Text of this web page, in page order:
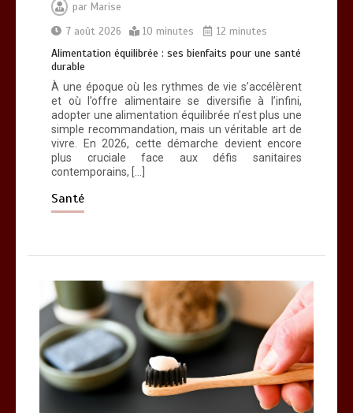
Brosse à dents : comment bien choisir
la vôtre
0 8 minutes
par Marise
7 août 2026
10 minutes 12 minutes
Alimentation équilibrée : ses bienfaits pour une santé
durable
À une époque où les rythmes de vie s’accélèrent
et où l’offre alimentaire se diversifie à l’infini,
adopter une alimentation équilibrée n’est plus une
simple recommandation, mais un véritable art de
vivre. En 2026, cette démarche devient encore
plus cruciale face aux défis sanitaires
contemporains, […]
Santé